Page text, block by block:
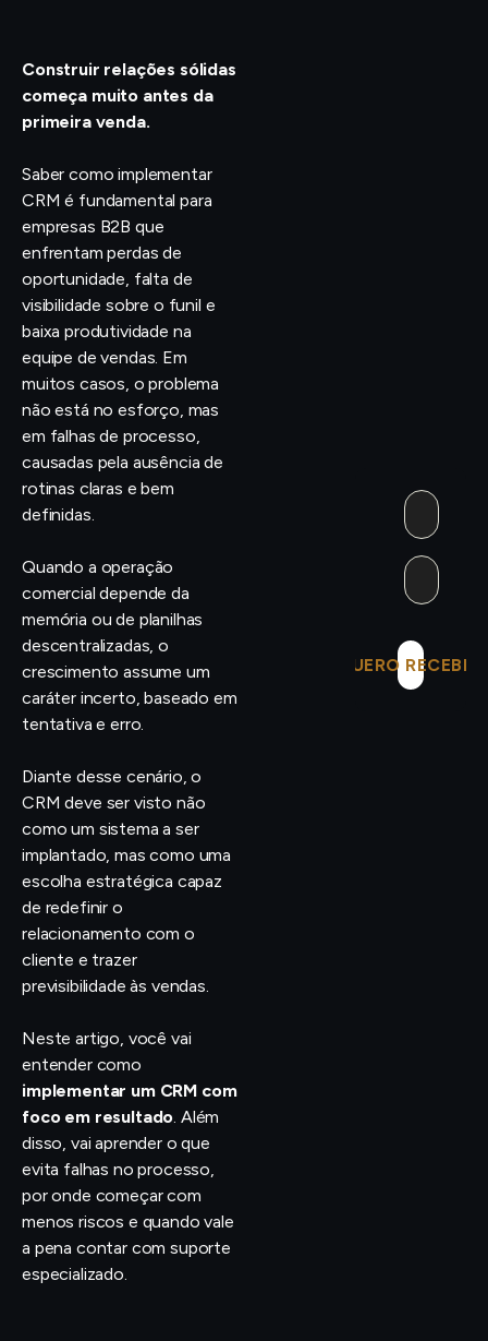
Construir relações sólidas
começa muito antes da
primeira venda.
Saber como implementar
CRM é fundamental para
empresas B2B que
enfrentam perdas de
oportunidade, falta de
visibilidade sobre o funil e
baixa produtividade na
equipe de vendas. Em
muitos casos, o problema
não está no esforço, mas
em falhas de processo,
causadas pela ausência de
rotinas claras e bem
definidas.
Quando a operação
comercial depende da
memória ou de planilhas
descentralizadas, o
crescimento assume um
caráter incerto, baseado em
tentativa e erro.
Diante desse cenário, o
CRM deve ser visto não
como um sistema a ser
implantado, mas como uma
escolha estratégica capaz
de redefinir o
relacionamento com o
cliente e trazer
previsibilidade às vendas.
Neste artigo, você vai
entender como
implementar um CRM com
foco em resultado. Além
disso, vai aprender o que
evita falhas no processo,
por onde começar com
menos riscos e quando vale
a pena contar com suporte
especializado.
QUERO RECEBER